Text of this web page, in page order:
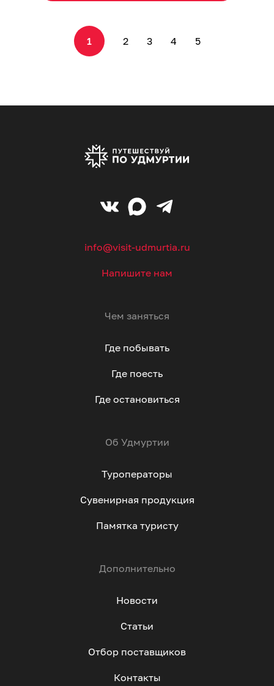
1 2 3 4 5
info@visit-udmurtia.ru
Напишите нам
Чем заняться
Где побывать
Где поесть
Где остановиться
Об Удмуртии
Туроператоры
Сувенирная продукция
Памятка туристу
Дополнительно
Новости
Статьи
Отбор поставщиков
Контакты